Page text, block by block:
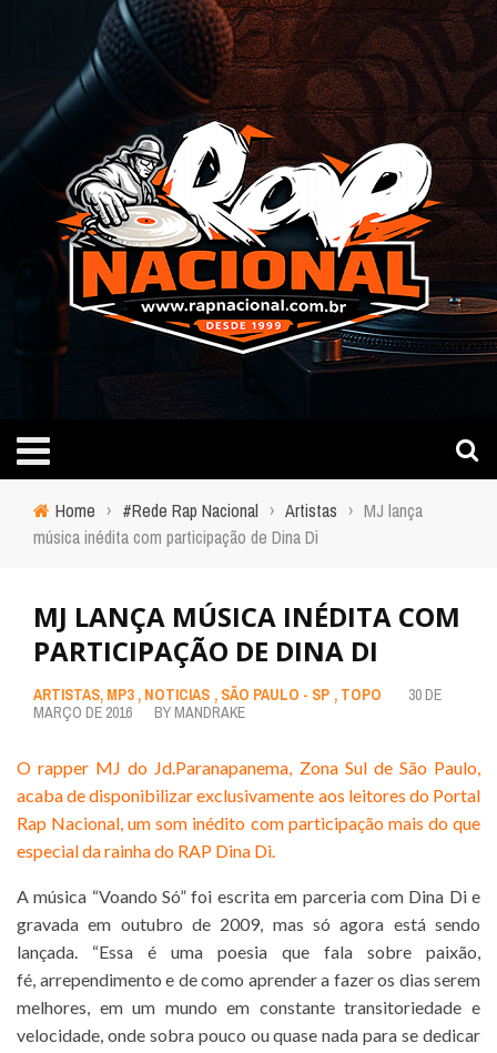
Home › #Rede Rap Nacional › Artistas › MJ lança
música inédita com participação de Dina Di
MJ LANÇA MÚSICA INÉDITA COM
PARTICIPAÇÃO DE DINA DI
ARTISTAS, MP3 , NOTICIAS , SÃO PAULO - SP , TOPO
30 DE
MARÇO DE 2016
BY MANDRAKE
O rapper MJ do Jd.Paranapanema, Zona Sul de São Paulo,
acaba de disponibilizar exclusivamente aos leitores do Portal
Rap Nacional, um som inédito com participação mais do que
especial da rainha do RAP Dina Di.
A música “Voando Só” foi escrita em parceria com Dina Di e
gravada em outubro de 2009, mas só agora está sendo
lançada. “Essa é uma poesia que fala sobre paixão,
fé, arrependimento e de como aprender a fazer os dias serem
melhores, em um mundo em constante transitoriedade e
velocidade, onde sobra pouco ou quase nada para se dedicar